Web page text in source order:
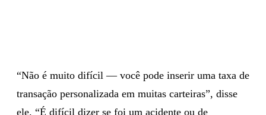
“Não é muito difícil — você pode inserir uma taxa de
transação personalizada em muitas carteiras”, disse
ele. “É difícil dizer se foi um acidente ou de